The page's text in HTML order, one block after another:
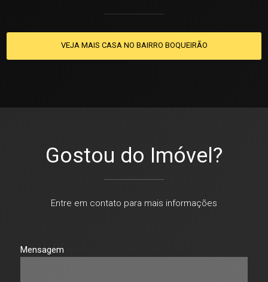
VEJA MAIS CASA NO BAIRRO BOQUEIRÃO
Gostou do Imóvel?
Entre em contato para mais informações
Mensagem